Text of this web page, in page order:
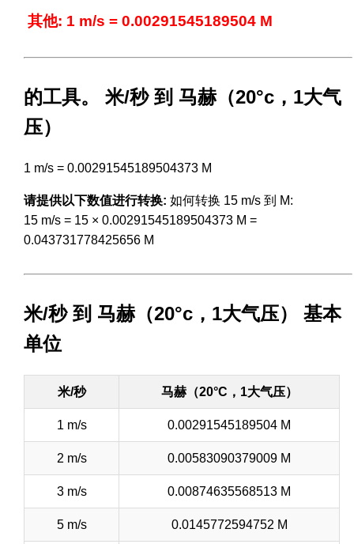
其他: 1 m/s = 0.00291545189504 M
的工具。 米/秒 到 马赫（20°c，1大气
压）
1 m/s = 0.00291545189504373 M
请提供以下数值进行转换: 如何转换 15 m/s 到 M:
15 m/s = 15 × 0.00291545189504373 M =
0.043731778425656 M
米/秒 到 马赫（20°c，1大气压） 基本
单位
米/秒 马赫（20°C，1大气压）
1 m/s 0.00291545189504 M
2 m/s 0.00583090379009 M
3 m/s 0.00874635568513 M
5 m/s 0.0145772594752 M